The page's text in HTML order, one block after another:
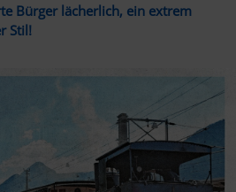
Bürger lächerlich, ein extrem
Stil!